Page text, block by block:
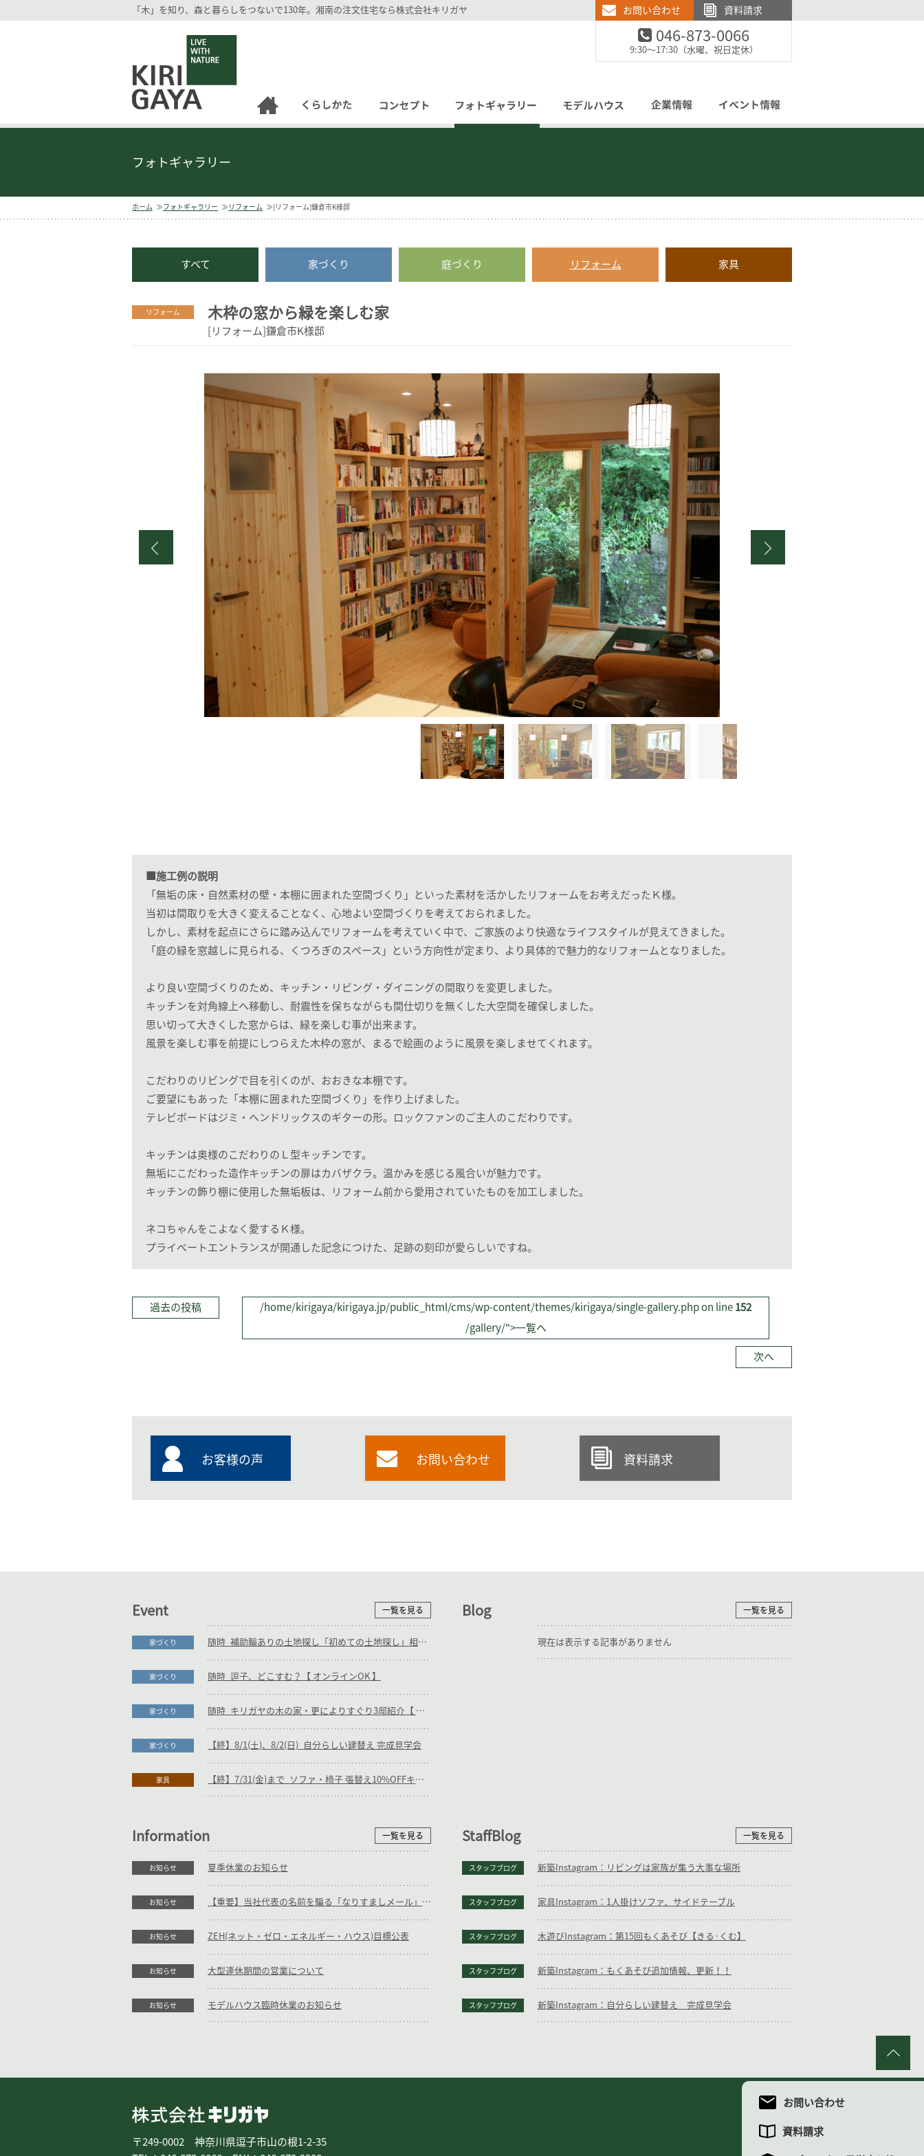
「木」を知り、森と暮らしをつないで130年。湘南の注文住宅なら株式会社キリガヤ
Reform
お問い合わせ 資料請求
電話でのお問い合わせ：
046-873-0066
9:30～17:30（水曜、祝日定休）
フォトギャラリー
ホーム フォトギャラリー リフォーム [リフォーム]鎌倉市K様邸
すべて 家づくり 庭づくり リフォーム 家具
リフォーム 木枠の窓から緑を楽しむ家
[リフォーム]鎌倉市K様邸
■施工例の説明
「無垢の床・自然素材の壁・本棚に囲まれた空間づくり」といった素材を活かしたリフォームをお考えだったＫ様。
当初は間取りを大きく変えることなく、心地よい空間づくりを考えておられました。
しかし、素材を起点にさらに踏み込んでリフォームを考えていく中で、ご家族のより快適なライフスタイルが見えてきました。
「庭の緑を窓越しに見られる、くつろぎのスペース」という方向性が定まり、より具体的で魅力的なリフォームとなりました。
より良い空間づくりのため、キッチン・リビング・ダイニングの間取りを変更しました。
キッチンを対角線上へ移動し、耐震性を保ちながらも間仕切りを無くした大空間を確保しました。
思い切って大きくした窓からは、緑を楽しむ事が出来ます。
風景を楽しむ事を前提にしつらえた木枠の窓が、まるで絵画のように風景を楽しませてくれます。
こだわりのリビングで目を引くのが、おおきな本棚です。
ご要望にもあった「本棚に囲まれた空間づくり」を作り上げました。
テレビボードはジミ・ヘンドリックスのギターの形。ロックファンのご主人のこだわりです。
キッチンは奥様のこだわりのＬ型キッチンです。
無垢にこだわった造作キッチンの扉はカバザクラ。温かみを感じる風合いが魅力です。
キッチンの飾り棚に使用した無垢板は、リフォーム前から愛用されていたものを加工しました。
ネコちゃんをこよなく愛するＫ様。
プライベートエントランスが開通した記念につけた、足跡の刻印が愛らしいですね。
過去の投稿 /home/kirigaya/kirigaya.jp/public_html/cms/wp-content/themes/kirigaya/single-gallery.php on line 152
/gallery/">一覧へ
次へ
お客様の声 お問い合わせ 資料請求
Event 一覧を見る
家づくり 随時_補助輪ありの土地探し「初めての土地探し」相談会【3組様限定】
家づくり 随時_逗子、どこすむ？【 オンラインOK 】
家づくり 随時_キリガヤの木の家・更によりすぐり3邸紹介【 オンラインOK 】
家づくり 【終】8/1(土)、8/2(日)_自分らしい建替え 完成見学会
家具 【終】7/31(金)まで_ソファ・椅子 張替え10%OFFキャンペーン
Blog 一覧を見る
現在は表示する記事がありません
Information 一覧を見る
お知らせ 夏季休業のお知らせ
お知らせ 【重要】当社代表の名前を騙る「なりすましメール」に関する注意喚起とお願い
お知らせ ZEH(ネット・ゼロ・エネルギー・ハウス)目標公表
お知らせ 大型連休期間の営業について
お知らせ モデルハウス臨時休業のお知らせ
StaffBlog 一覧を見る
スタッフブログ 新築Instagram：リビングは家族が集う大事な場所
スタッフブログ 家具Instagram：1人掛けソファ、サイドテーブル
スタッフブログ 木遊びInstagram：第15回もくあそび【きる·くむ】
スタッフブログ 新築Instagram：もくあそび追加情報、更新！！
スタッフブログ 新築Instagram：自分らしい建替え 完成見学会
〒249-0002 神奈川県逗子市山の根1-2-35
お問い合わせ
資料請求